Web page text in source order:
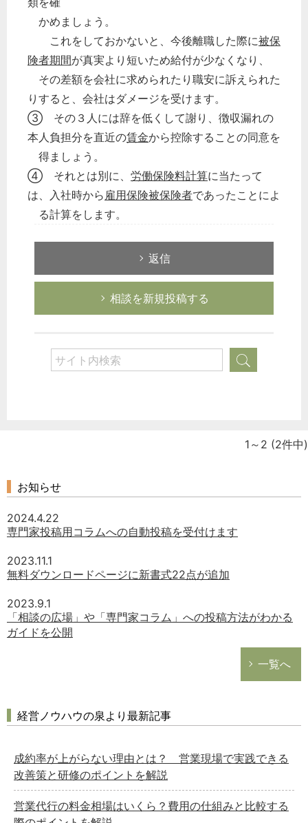
かめましょう。
これをしておかないと、今後離職した際に被保
険者期間が真実より短いため給付が少なくなり、
その差額を会社に求められたり職安に訴えられた
りすると、会社はダメージを受けます。
③ その３人には辞を低くして謝り、徴収漏れの
本人負担分を直近の賃金から控除することの同意を
得ましょう。
④ それとは別に、 労働保険料計算に当たって
は、入社時から 雇用保険被保険者であったことによ
る計算をします。
返信
相談を新規投稿する
1～2 (2件中)
お知らせ
2024.4.22
専門家投稿用コラムへの自動投稿を受付けます
2023.11.1
無料ダウンロードページに新書式22点が追加
2023.9.1
「相談の広場」や「専門家コラム」への投稿方法がわかる
ガイドを公開
一覧へ
経営ノウハウの泉より最新記事
成約率が上がらない理由とは？ 営業現場で実践できる
改善策と研修のポイントを解説
営業代行の料金相場はいくら？費用の仕組みと比較する